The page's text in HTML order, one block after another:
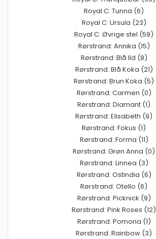
Royal C: Tunna (6)
Royal C: Ursula (23)
Royal C: Øvrige stel (59)
Rørstrand: Annika (15)
Rørstrand: Blå Ild (8)
Rørstrand: Blå Koka (21)
Rørstrand: Brun Koka (5)
Rørstrand: Carmen (0)
Rørstrand: Diamant (1)
Rørstrand: Elisabeth (9)
Rørstrand: Fokus (1)
Rørstrand: Forma (11)
Rørstrand: Grøn Anna (0)
Rørstrand: Linnea (3)
Rørstrand: Ostindia (6)
Rørstrand: Otello (6)
Rørstrand: Picknick (9)
Rørstrand: Pink Roses (12)
Rørstrand: Pomona (1)
Rørstrand: Rainbow (3)